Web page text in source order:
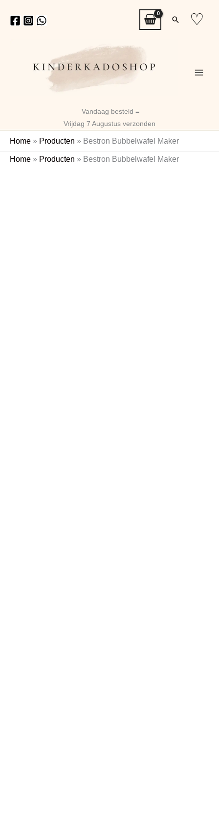
naar
Zoeken
♡
Vandaag besteld =
Vrijdag 7 Augustus verzonden
Home » Producten » Bestron Bubbelwafel Maker
Home » Producten » Bestron Bubbelwafel Maker
Oorspronkelijke
Huidige
Bestron